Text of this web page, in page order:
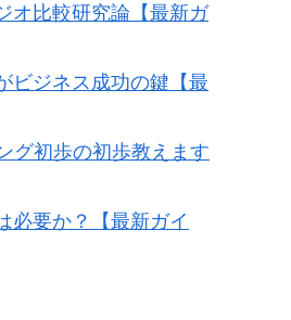
オ比較研究論【最新ガ
ビジネス成功の鍵【最
グ初歩の初歩教えます
必要か？【最新ガイ